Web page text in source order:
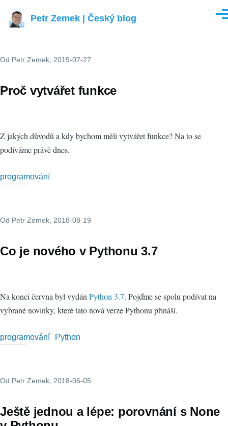
Petr Zemek | Český blog
Od Petr Zemek , 2019-07-27
Proč vytvářet funkce
Z jakých důvodů a kdy bychom měli vytvářet funkce? Na to se
podíváme právě dnes.
programování
Od Petr Zemek , 2018-08-19
Co je nového v Pythonu 3.7
Na konci června byl vydán Python 3.7. Pojďme se spolu podívat na
vybrané novinky, které tato nová verze Pythonu přináší.
programování Python
Od Petr Zemek , 2018-06-05
Ještě jednou a lépe: porovnání s None